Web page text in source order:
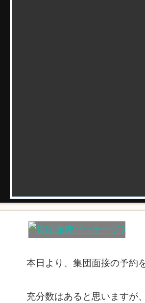
本日より、集団面接の予約
充分数はあると思いますが、